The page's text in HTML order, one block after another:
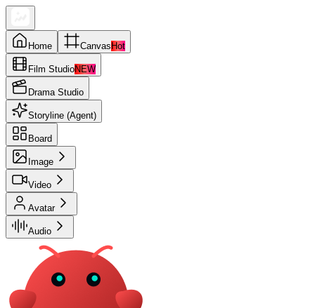
Home Canvas Hot
Film StudioNEW
Drama Studio
Storyline (Agent)
Board
Image
Video
Avatar
Audio